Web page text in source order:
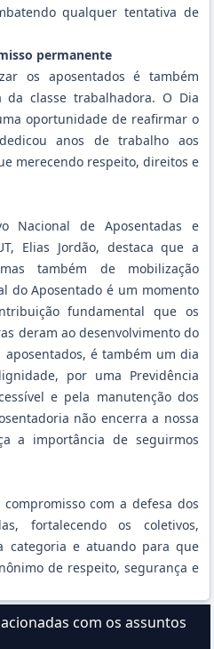
qualquer tentativa de
permanente
os aposentados é também
classe trabalhadora. O Dia
oportunidade de reafirmar o
anos de trabalho aos
merecendo respeito, direitos e
Nacional de Aposentadas e
Elias Jordão, destaca que a
também de mobilização
do Aposentado é um momento
fundamental que os
deram ao desenvolvimento do
aposentados, é também um dia
por uma Previdência
e pela manutenção dos
não encerra a nossa
a importância de seguirmos
com a defesa dos
fortalecendo os coletivos,
categoria e atuando para que
de respeito, segurança e
com os assuntos